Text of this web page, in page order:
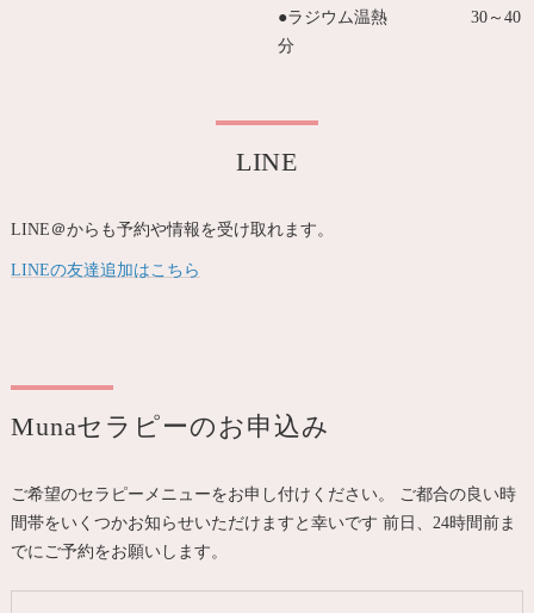
●ラジウム温熱 30～40
分
LINE
LINE＠からも予約や情報を受け取れます。
LINEの友達追加はこちら
Munaセラピーのお申込み
ご希望のセラピーメニューをお申し付けください。 ご都合の良い時
間帯をいくつかお知らせいただけますと幸いです 前日、24時間前ま
でにご予約をお願いします。